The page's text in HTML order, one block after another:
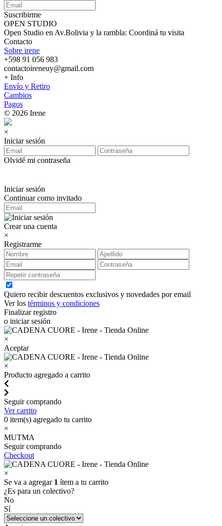
Suscribirme
OPEN STUDIO
Open Studio en Av.Bolivia y la rambla: Coordiná tu visita
Contacto
Sobre irene
+598 91 056 983
contactoireneuy@gmail.com
+ Info
Envío y Retiro
Cambios
Pagos
© 2026 Irene
×
Iniciar sesión
Olvidé mi contraseña
Iniciar sesión
Continuar como invitado
Crear una cuenta
×
Registrarme
Quiero recibir descuentos exclusivos y novedades por email
Ver los términos y condiciones
Finalizar registro
o iniciar sesión
×
Aceptar
×
Producto agregado a carrito
Seguir comprando
Ver carrito
0 item(s) agregado tu carrito
×
MUTMA
Seguir comprando
Checkout
×
Se va a agregar 1 ítem a tu carrito
¿Es para un colectivo?
No
Sí